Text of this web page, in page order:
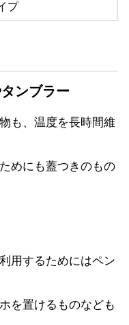
プ
ンブラー
も、温度を長時間維
めにも蓋つきのもの
用するためにはペン
を置けるものなども